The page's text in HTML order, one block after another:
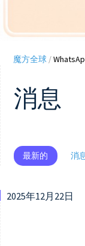
魔方全球/
消息
最新的 消
2025年12月22日